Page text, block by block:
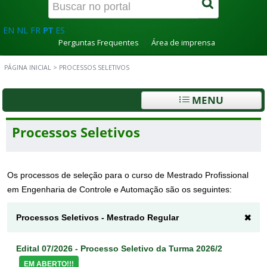
EN NL FR PT ES
Perguntas Frequentes Área de imprensa
PÁGINA INICIAL > PROCESSOS SELETIVOS
MENU
Processos Seletivos
Os processos de seleção para o curso de Mestrado Profissional
em Engenharia de Controle e Automação são os seguintes:
Processos Seletivos - Mestrado Regular
Edital 07/2026 - Processo Seletivo da Turma 2026/2
EM ABERTO!!!